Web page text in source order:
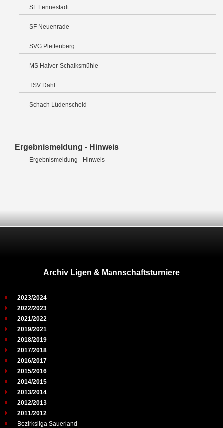
SF Lennestadt
SF Neuenrade
SVG Plettenberg
MS Halver-Schalksmühle
TSV Dahl
Schach Lüdenscheid
Ergebnismeldung - Hinweis
Ergebnismeldung - Hinweis
Archiv Ligen & Mannschaftsturniere
2023/2024
2022/2023
2021/2022
2019/2021
2018/2019
2017/2018
2016/2017
2015/2016
2014/2015
2013/2014
2012/2013
2011/2012
Bezirksliga Sauerland